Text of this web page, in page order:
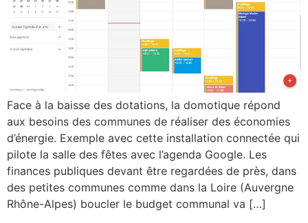
Face à la baisse des dotations, la domotique répond
aux besoins des communes de réaliser des économies
d’énergie. Exemple avec cette installation connectée qui
pilote la salle des fêtes avec l’agenda Google. Les
finances publiques devant être regardées de près, dans
des petites communes comme dans la Loire (Auvergne
Rhône-Alpes) boucler le budget communal va […]